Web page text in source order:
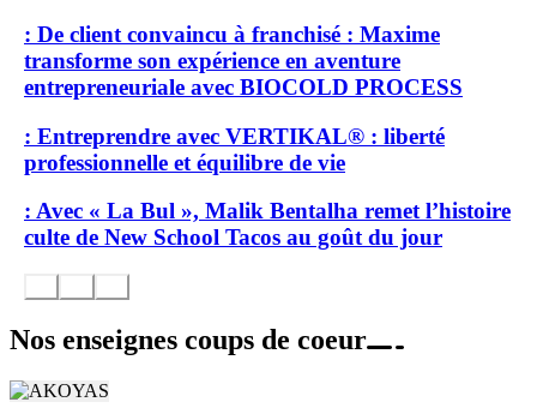
: De client convaincu à franchisé : Maxime
transforme son expérience en aventure
entrepreneuriale avec BIOCOLD PROCESS
: Entreprendre avec VERTIKAL® : liberté
professionnelle et équilibre de vie
: Avec « La Bul », Malik Bentalha remet l’histoire
culte de New School Tacos au goût du jour
Nos enseignes coups de coeur